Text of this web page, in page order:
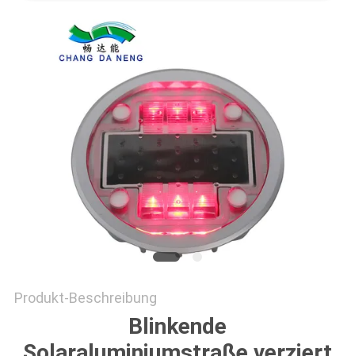
ONLINE
SITEMAP
DATENSCHUTZRICHTLINIE
Produkt-Beschreibung
Blinkende